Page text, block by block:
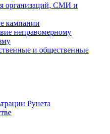
организаций, СМИ и
кампании
неправомерному
и общественные
Рунета